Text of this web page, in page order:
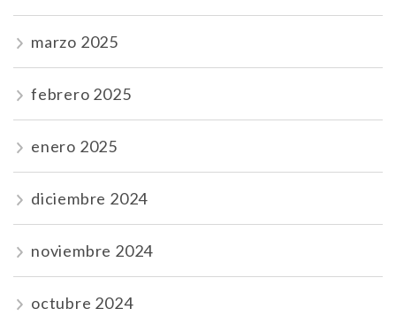
marzo 2025
febrero 2025
enero 2025
diciembre 2024
noviembre 2024
octubre 2024